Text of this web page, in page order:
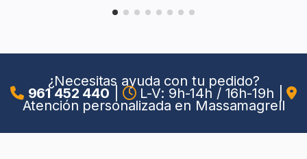
¿Necesitas ayuda con tu pedido?
961 452 440 L-V: 9h-14h / 16h-19h
Atención personalizada en Massamagrell